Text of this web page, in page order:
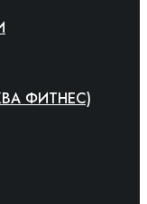
ФИТНЕС)